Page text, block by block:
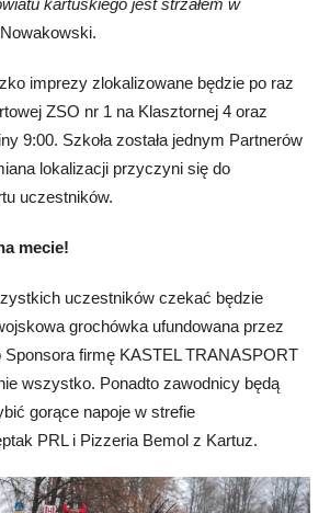
imprezy zlokalizowane będzie po raz
ZSO nr 1 na Klasztornej 4 oraz
9:00. Szkoła została jednym Partnerów
lokalizacji przyczyni się do
uczestników.
mecie!
uczestników czekać będzie
grochówka ufundowana przez
Sponsora firmę KASTEL TRANASPORT
wszystko. Ponadto zawodnicy będą
gorące napoje w strefie
PRL i Pizzeria Bemol z Kartuz.